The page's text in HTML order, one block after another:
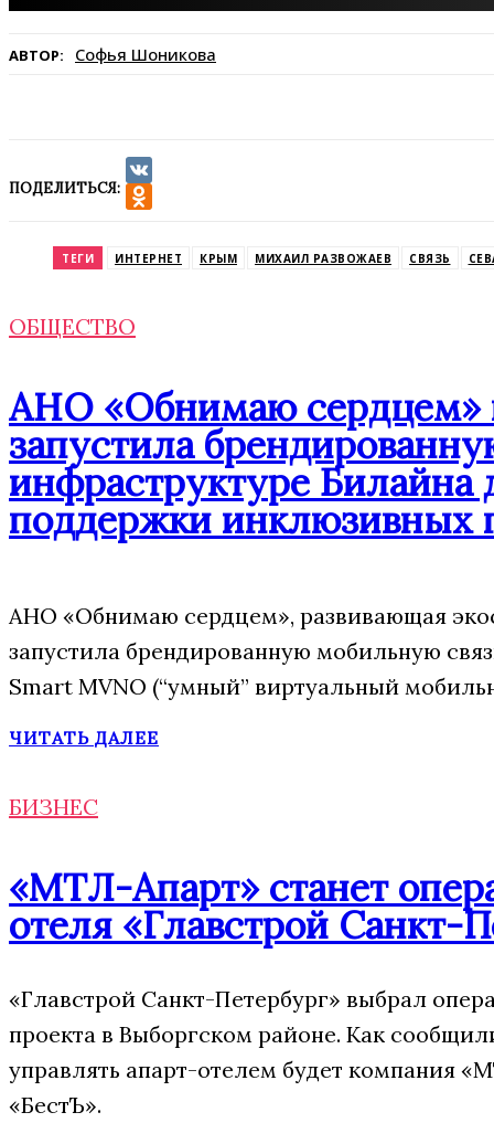
АВТОР: Софья Шоникова
ПОДЕЛИТЬСЯ:
VK
ТЕГИ ИНТЕРНЕТ КРЫМ МИХАИЛ РАЗВОЖАЕВ СВЯЗЬ
ОБЩЕСТВО
АНО «Обнимаю сердцем»
запустила
инфраструктуре Билайна
поддержки инклюзивных
АНО «Обнимаю сердцем», развивающая
запустила брендированную мобильную
Smart MVNO (“умный” виртуальный
ЧИТАТЬ ДАЛЕЕ
БИЗНЕС
«МТЛ-Апарт» станет
отеля «Главстрой Санкт-
«Главстрой Санкт-Петербург» выбрал
проекта в Выборгском районе. Как
управлять апарт-отелем будет компания
«БестЪ».